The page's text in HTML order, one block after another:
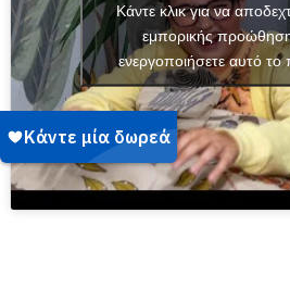
Κάντε κλικ για να
εμπορικής
ενεργοποιήσετε αυτό το